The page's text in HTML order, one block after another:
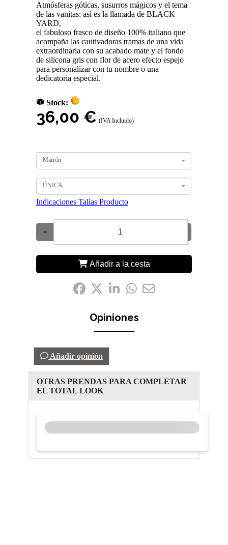
Atmósferas góticas, susurros mágicos y el tema
de las vanitas: así es la llamada de BLACK
YARD,
el fabuloso frasco de diseño 100% italiano que
acompaña las cautivadoras tramas de una vida
extraordinaria con su acabado mate y el fondo
de silicona gris con flor de acero efecto espejo
para personalizar con tu nombre o una
dedicatoria especial.
Stock:
36,00 € (IVA Incluido)
Marrón
ÚNICA
Indicaciones Tallas Producto
−
Añadir a la cesta
Opiniones
Añadir opinión
OTRAS PRENDAS PARA COMPLETAR
EL TOTAL LOOK